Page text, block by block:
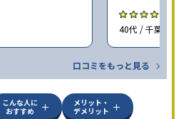
40代 / 千葉県 女
口コミをもっと見る
こんな人に
おすすめ
メリット・
デメリット